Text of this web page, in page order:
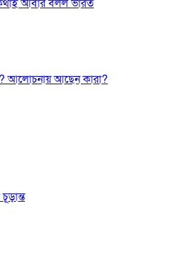
কথাই আবার বলল ভারত
আলোচনায় আছেন কারা?